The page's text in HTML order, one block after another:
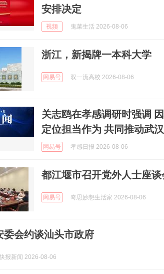
安排决定
视频 鬼菜生活 2026-08-06
浙江，新揭牌一本科大学
网易号 双一流高校 2026-08-06
关志鸥在孝感调研时强调
定位担当作为 共同推动武
网易号 孝感日报 2026-08-06
都江堰市召开党外人士座谈
网易号 奇思妙想生活家 2026-08-06
委会约谈汕头市政府
报新闻 2026-08-06